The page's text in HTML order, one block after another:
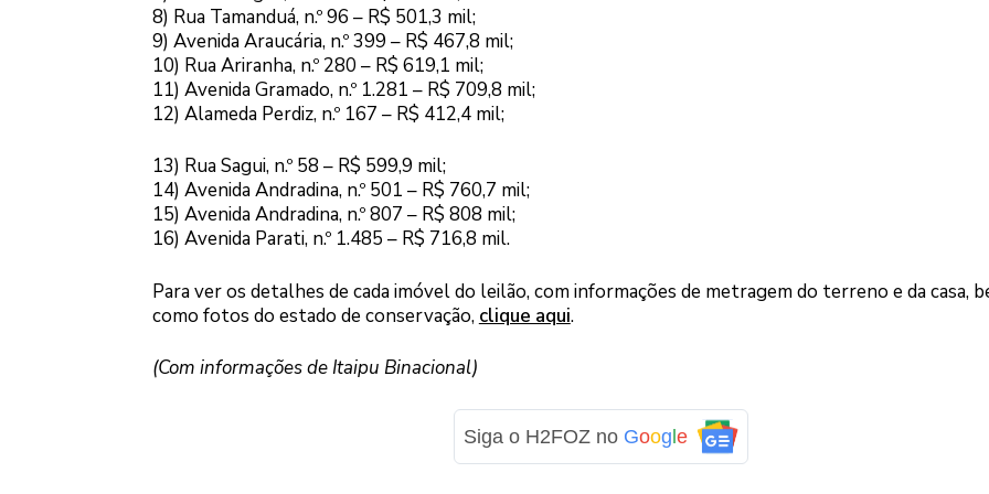
8) Rua Tamanduá, n.º 96 – R$ 501,3 mil;
9) Avenida Araucária, n.º 399 – R$ 467,8 mil;
10) Rua Ariranha, n.º 280 – R$ 619,1 mil;
11) Avenida Gramado, n.º 1.281 – R$ 709,8 mil;
12) Alameda Perdiz, n.º 167 – R$ 412,4 mil;
13) Rua Sagui, n.º 58 – R$ 599,9 mil;
14) Avenida Andradina, n.º 501 – R$ 760,7 mil;
15) Avenida Andradina, n.º 807 – R$ 808 mil;
16) Avenida Parati, n.º 1.485 – R$ 716,8 mil.
Para ver os detalhes de cada imóvel do leilão, com informações de metragem do terreno e da casa,
como fotos do estado de conservação, clique aqui.
(Com informações de Itaipu Binacional)
Siga o H2FOZ no Google